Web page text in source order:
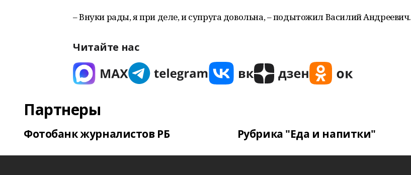
– Внуки рады, я при деле, и супруга довольна, – подытожил Василий Андреевич.
Читайте нас
Партнеры
Фотобанк журналистов РБ Рубрика "Еда и напитки"